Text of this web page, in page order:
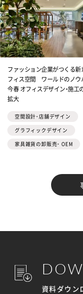
ファッション企業がつくる新
フィス空間 ワールドのノウ
今春 オフィスデザイン・施工
拡大
空間設計・店舗デザイン
グラフィックデザイン
家具雑貨の卸販売・ OEM
資料ダウン